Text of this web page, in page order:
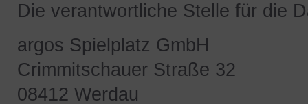
Die verantwortliche Stelle für die
argos Spielplatz GmbH
Crimmitschauer Straße 32
08412 Werdau